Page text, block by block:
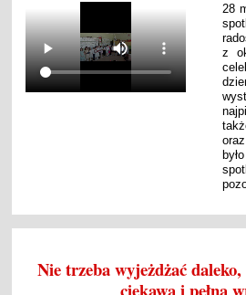
28
z
Nie trzeba wyjeżdżać daleko,